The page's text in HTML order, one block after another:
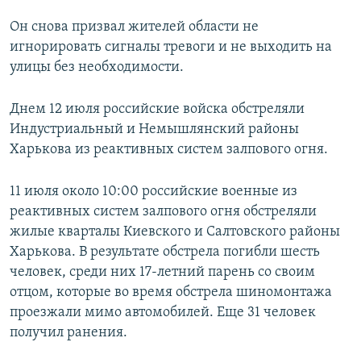
Он снова призвал жителей области не
игнорировать сигналы тревоги и не выходить на
улицы без необходимости.
Днем 12 июля российские войска обстреляли
Индустриальный и Немышлянский районы
Харькова из реактивных систем залпового огня.
11 июля около 10:00 российские военные из
реактивных систем залпового огня обстреляли
жилые кварталы Киевского и Салтовского районы
Харькова. В результате обстрела погибли шесть
человек, среди них 17-летний парень со своим
отцом, которые во время обстрела шиномонтажа
проезжали мимо автомобилей. Еще 31 человек
получил ранения.